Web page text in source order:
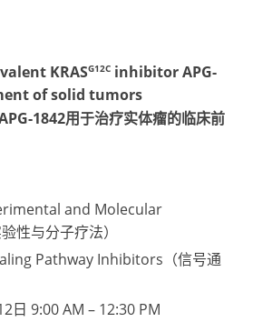
KRASG12C inhibitor APG-
of solid tumors
1842用于治疗实体瘤的临床前
and Molecular
性与分子疗法）
Pathway Inhibitors（信号通
日 9:00 AM – 12:30 PM